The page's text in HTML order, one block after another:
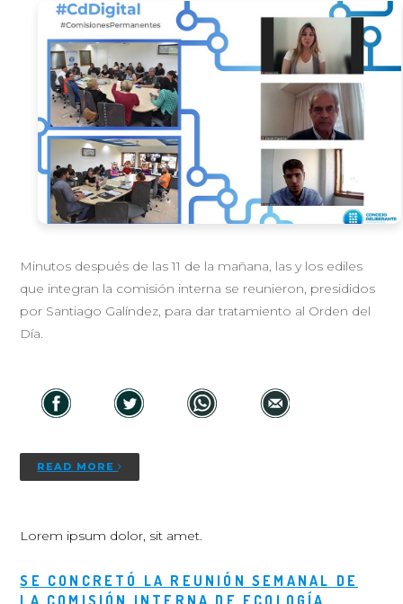
Minutos después de las 11 de la mañana, las y los ediles
que integran la comisión interna se reunieron, presididos
por Santiago Galíndez, para dar tratamiento al Orden del
Día.
READ MORE
Lorem ipsum dolor, sit amet.
SE CONCRETÓ LA REUNIÓN SEMANAL DE
LA COMISIÓN INTERNA DE ECOLOGÍA,